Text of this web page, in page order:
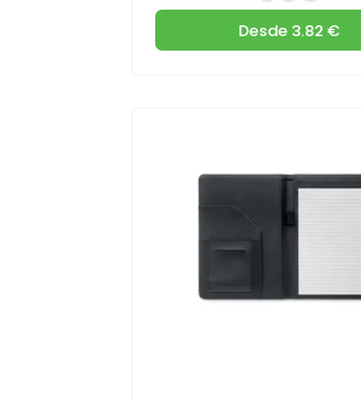
Desde3.82 €